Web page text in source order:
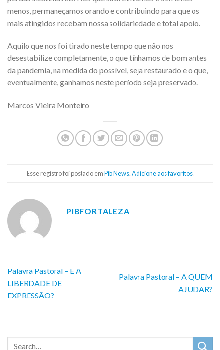
menos, permaneçamos orando e contribuindo para que os
mais atingidos recebam nossa solidariedade e total apoio.
Aquilo que nos foi tirado neste tempo que não nos
desestabilize completamente, o que tínhamos de bom antes
da pandemia, na medida do possível, seja restaurado e o que,
eventualmente, ganhamos neste período seja preservado.
Marcos Vieira Monteiro
Esse registro foi postado emPib News.Adicione aos favoritos.
PIBFORTALEZA
Palavra Pastoral – E A
LIBERDADE DE
EXPRESSÃO?
Palavra Pastoral – A QUEM
AJUDAR?